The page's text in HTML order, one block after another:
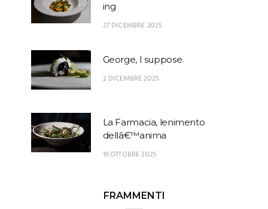
ing
27 DICEMBRE 2025
George, I suppose.
2 DICEMBRE 2025
La Farmacia, lenimento
dellâ€™anima
19 OTTOBRE 2025
FRAMMENTI